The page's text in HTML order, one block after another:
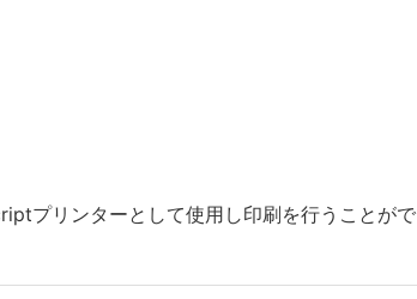
プリンターとして使用し印刷を行うことがで